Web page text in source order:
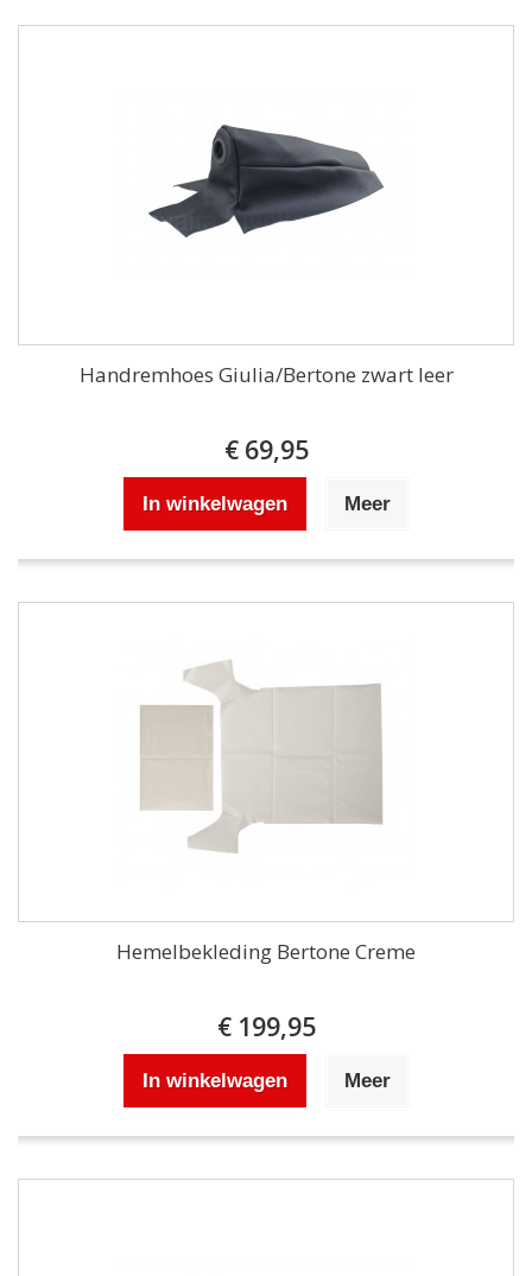
Handremhoes Giulia/Bertone zwart leer
€ 69,95
In winkelwagen Meer
Hemelbekleding Bertone Creme
€ 199,95
In winkelwagen Meer